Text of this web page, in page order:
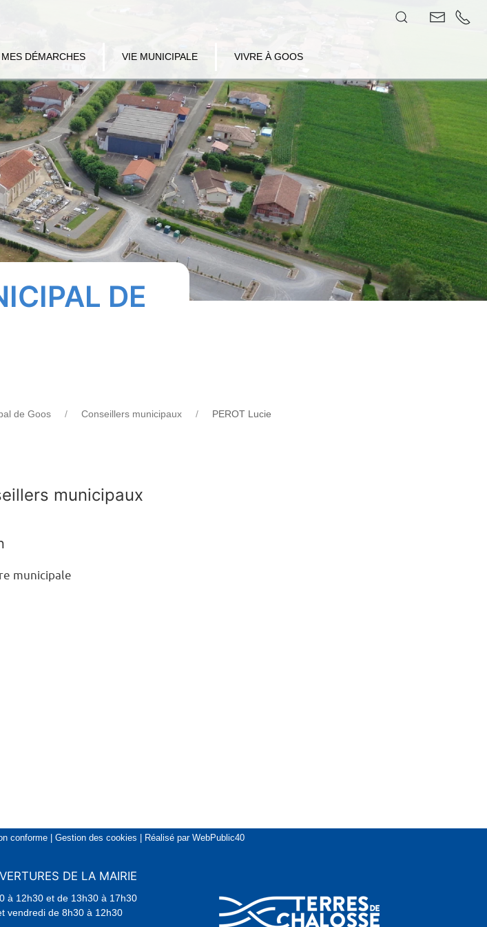
MES DÉMARCHES VIE MUNICIPALE VIVRE À GOOS
DE
de Goos Conseillers municipaux PEROT Lucie
municipaux
municipale
conforme| Gestion des cookies Réalisé par WebPublic40
DE LA MAIRIE
à 12h30 et de 13h30 à 17h30
vendredi de 8h30 à 12h30